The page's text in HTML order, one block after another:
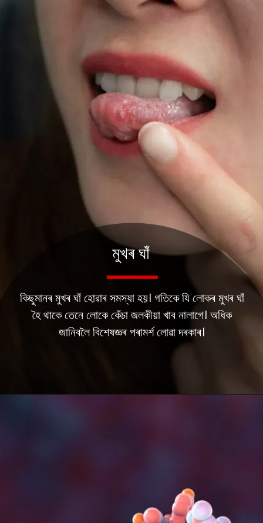
কিছুমানৰ মুখৰ ঘাঁ হোৱাৰ সমস্যা হয়। গতিকে যি লোকৰ মুখৰ ঘাঁ
হৈ থাকে তেনে লোকে কেঁচা জলকীয়া খাব নালাগে। অধিক
জানিবলৈ বিশেষজ্ঞৰ পৰামৰ্শ লোৱা দৰকাৰ।
মুখৰ ঘাঁ